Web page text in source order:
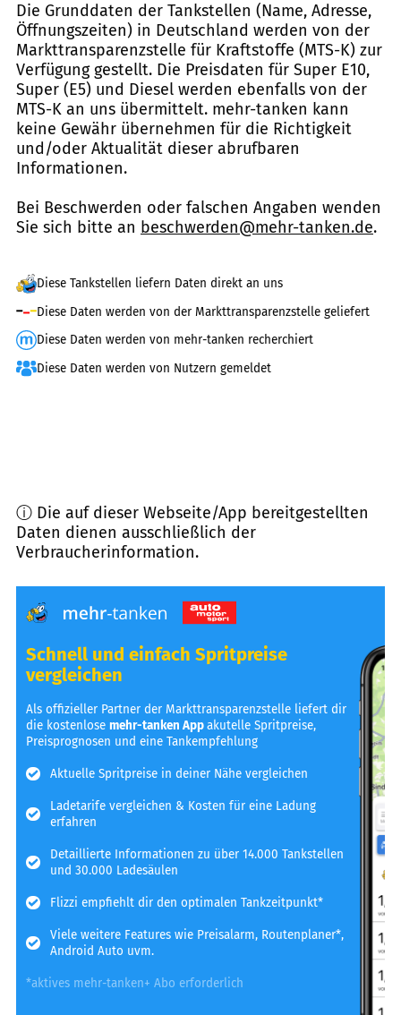
Die Grunddaten der Tankstellen (Name, Adresse,
Öffnungszeiten) in Deutschland werden von der
Markttransparenzstelle für Kraftstoffe (MTS-K) zur
Verfügung gestellt. Die Preisdaten für Super E10,
Super (E5) und Diesel werden ebenfalls von der
MTS-K an uns übermittelt. mehr-tanken kann
keine Gewähr übernehmen für die Richtigkeit
und/oder Aktualität dieser abrufbaren
Informationen.
Bei Beschwerden oder falschen Angaben wenden
Sie sich bitte an beschwerden@mehr-tanken.de.
Diese Tankstellen liefern Daten direkt an uns
Diese Daten werden von der Markttransparenzstelle geliefert
Diese Daten werden von mehr-tanken recherchiert
Diese Daten werden von Nutzern gemeldet
ⓘ Die auf dieser Webseite/App bereitgestellten
Daten dienen ausschließlich der
Verbraucherinformation.
Schnell und einfach Spritpreise
vergleichen
Als offizieller Partner der Markttransparenzstelle liefert dir
die kostenlosemehr-tanken Appakutelle Spritpreise,
Preisprognosen und eine Tankempfehlung
Aktuelle Spritpreise in deiner Nähe vergleichen
Ladetarife vergleichen & Kosten für eine Ladung
erfahren
Detaillierte Informationen zu über 14.000 Tankstellen
und 30.000 Ladesäulen
Flizzi empfiehlt dir den optimalen Tankzeitpunkt*
Viele weitere Features wie Preisalarm, Routenplaner*,
Android Auto uvm.
*aktives mehr-tanken+ Abo erforderlich